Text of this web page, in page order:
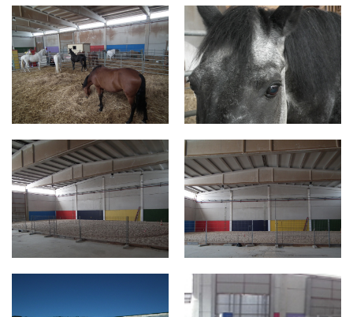
za6.jpg za5.jpg
za4.jpg za3.jpg
za barraz2.jpg